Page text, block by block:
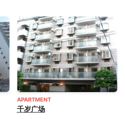
APARTMENT
千岁广场